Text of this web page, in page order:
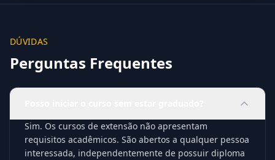
DÚVIDAS
Perguntas Frequentes
Sim. Os cursos de extensão não apresentam
requisitos acadêmicos. São abertos a qualquer pessoa
interessada, independentemente de possuir diploma